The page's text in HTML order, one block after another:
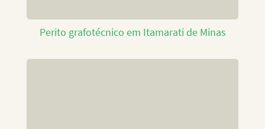
Perito grafotécnico em Itamarati de Minas